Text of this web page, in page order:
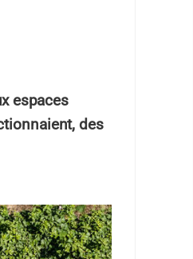
espaces
des